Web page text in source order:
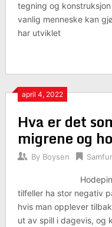
tegning og
vanlig menneske kan
har utviklet
april 4, 2022
Hva er det
migrene og
By Boysen
tilfeller ha stor negativ
hvis man opplever
ut av spill i dagevis, og